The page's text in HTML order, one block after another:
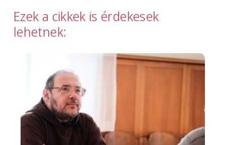
Ezek a cikkek is érdekesek
lehetnek: